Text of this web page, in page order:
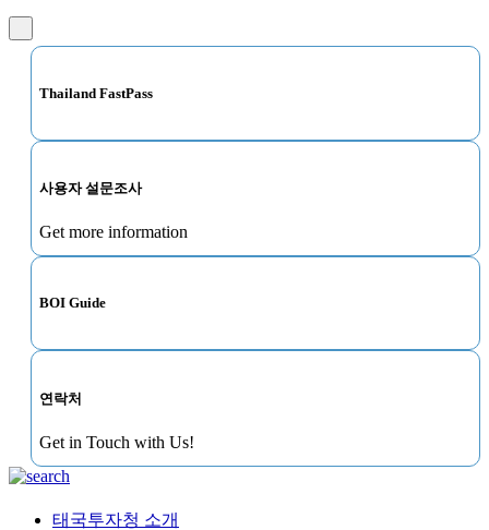
Thailand FastPass
사용자 설문조사
Get more information
BOI Guide
연락처
Get in Touch with Us!
태국투자청 소개